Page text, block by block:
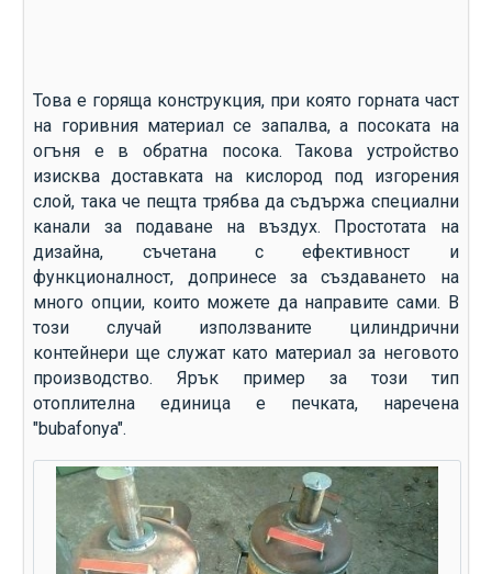
Това е горяща конструкция, при която горната част
на горивния материал се запалва, а посоката на
огъня е в обратна посока. Такова устройство
изисква доставката на кислород под изгорения
слой, така че пещта трябва да съдържа специални
канали за подаване на въздух. Простотата на
дизайна, съчетана с ефективност и
функционалност, допринесе за създаването на
много опции, които можете да направите сами. В
този случай използваните цилиндрични
контейнери ще служат като материал за неговото
производство. Ярък пример за този тип
отоплителна единица е печката, наречена
"bubafonya".